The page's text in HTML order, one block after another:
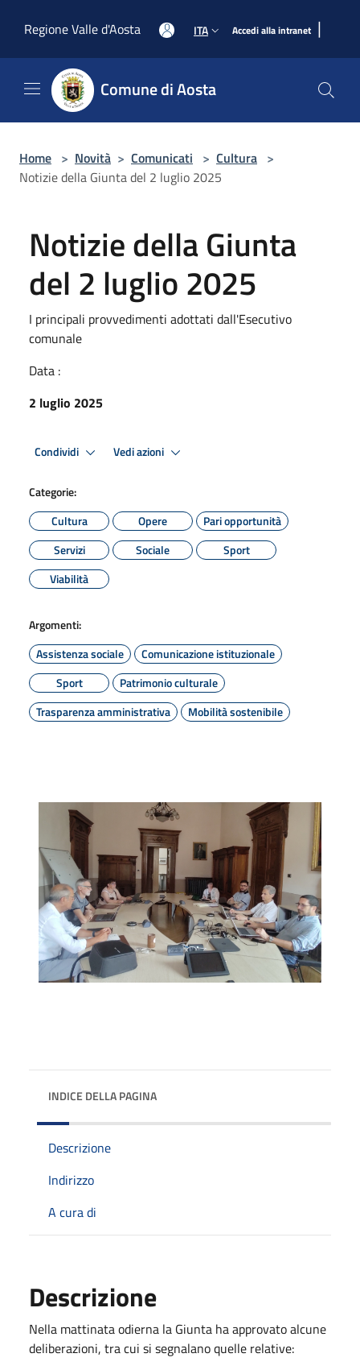
Regione Valle d'Aosta
ITA Accedi alla intranet |
Comune di Aosta
Home > Novità > Comunicati > Cultura >
Notizie della Giunta del 2 luglio 2025
Notizie della Giunta
del 2 luglio 2025
I principali provvedimenti adottati dall'Esecutivo
comunale
Data :
2 luglio 2025
Condividi Vedi azioni
Categorie:
Cultura
Opere
Pari opportunità
Servizi
Sociale
Sport
Viabilità
Argomenti:
Assistenza sociale
Comunicazione istituzionale
Sport
Patrimonio culturale
Trasparenza amministrativa
Mobilità sostenibile
INDICE DELLA PAGINA
Descrizione
Indirizzo
A cura di
Descrizione
Nella mattinata odierna la Giunta ha approvato alcune
deliberazioni, tra cui si segnalano quelle relative: